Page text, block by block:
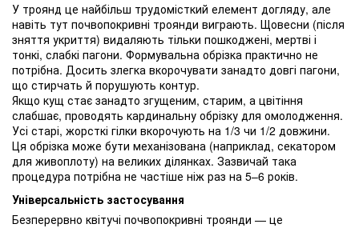
У троянд це найбільш трудомісткий елемент догляду, але
навіть тут почвопокривні троянди виграють. Щовесни (після
зняття укриття) видаляють тільки пошкоджені, мертві і
тонкі, слабкі пагони. Формувальна обрізка практично не
потрібна. Досить злегка вкорочувати занадто довгі пагони,
що стирчать й порушують контур.
Якщо кущ стає занадто згущеним, старим, а цвітіння
слабшає, проводять кардинальну обрізку для омолодження.
Усі старі, жорсткі гілки вкорочують на 1/3 чи 1/2 довжини.
Ця обрізка може бути механізована (наприклад, секатором
для живоплоту) на великих ділянках. Зазвичай така
процедура потрібна не частіше ніж раз на 5–6 років.
Універсальність застосування
Безперервно квітучі почвопокривні троянди — це